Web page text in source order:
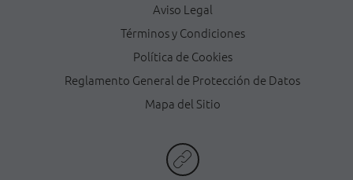
Aviso Legal
Términos y Condiciones
Política de Cookies
Reglamento General de Protección de Datos
Mapa del Sitio